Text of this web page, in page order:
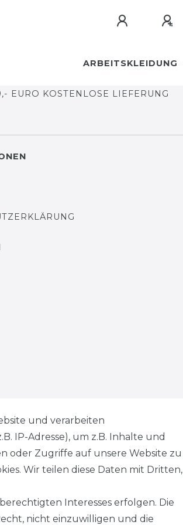
ARBEITSKLEIDUNG
EURO KOSTENLOSE LIEFERUNG
WIDERRUFEN
und verarbeiten
IP-Adresse), um z.B. Inhalte und
oder Zugriffe auf unsere Website zu
Wir teilen diese Daten mit Dritten,
Interesses erfolgen. Die
nicht einzuwilligen und die